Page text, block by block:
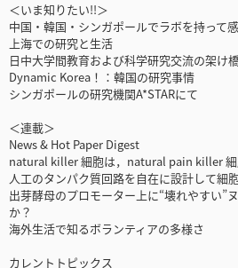
＜いま知りたい!!＞
中国・韓国・シンガポールでラボを持って
上海での研究と生活
日中大学間教育および科学研究交流の架け
Dynamic Korea！：韓国の研究事情
シンガポールの研究機関A*STARにて
＜連載＞
News & Hot Paper Digest
natural killer 細胞は，natural pain killer 細
人工のタンパク質回路を自在に設計して細
出芽酵母のプロモーター上に“壊れやすい”
か？
海外生活で知るボランティアの多様さ
カレントトピックス